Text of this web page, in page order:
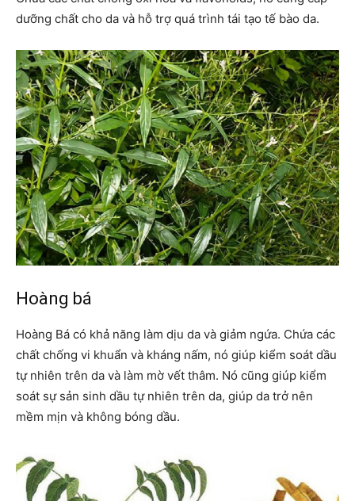
dưỡng chất cho da và hỗ trợ quá trình tái tạo tế bào da.
Hoàng bá
Hoàng Bá có khả năng làm dịu da và giảm ngứa. Chứa các
chất chống vi khuẩn và kháng nấm, nó giúp kiểm soát dầu
tự nhiên trên da và làm mờ vết thâm. Nó cũng giúp kiểm
soát sự sản sinh dầu tự nhiên trên da, giúp da trở nên
mềm mịn và không bóng dầu.